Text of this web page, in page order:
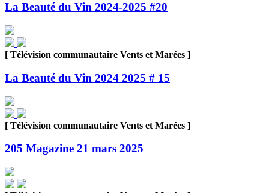
La Beauté du Vin 2024-2025 #20
[ Télévision communautaire Vents et Marées ]
La Beauté du Vin 2024 2025 # 15
[ Télévision communautaire Vents et Marées ]
205 Magazine 21 mars 2025